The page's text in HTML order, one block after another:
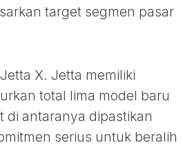
target segmen pasar
X. Jetta memiliki
total lima model baru
di antaranya dipastikan
serius untuk beralih